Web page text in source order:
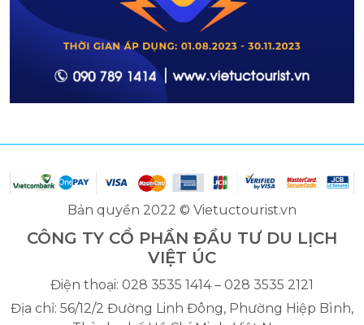
Bản quyền 2022 © Vietuctourist.vn
CÔNG TY CỔ PHẦN ĐẦU TƯ DU LỊCH
VIỆT ÚC
Điện thoại: 028 3535 1414 – 028 3535 2121
Địa chỉ: 56/12/2 Đường Linh Đông, Phường Hiệp Bình,